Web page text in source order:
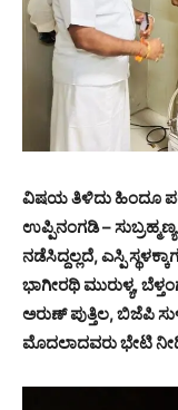
ವಿಷಯ ತಿಳಿದು ಹಿಂದೂ ಪರ
ಉಪ್ಪಿನಂಗಡಿ –
ನಡೆಸಿದ್ದಲ್ಲದೆ, ಎಸ್ಪಿ
ಭಾಗೀರಥಿ ಮುರುಳ್ಯ,
ಅರುಣ್‌ ಪುತ್ತಿಲ, ಬಿಜೆಪಿ
ಮೊದಲಾದವರು ಭೇಟಿ